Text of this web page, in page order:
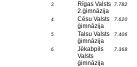
3.
Rīgas Valsts
2.ģimnāzija
7.782
4.
Cēsu Valsts
ģimnāzija
7.620
5.
Talsu Valsts
ģimnāzija
7.406
6.
Jēkabpils
Valsts
ģimnāzija
7.368